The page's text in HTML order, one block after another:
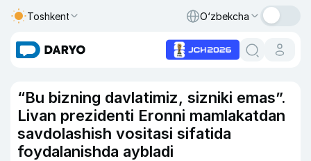
Toshkent O‘zbekcha
“Bu bizning davlatimiz, sizniki emas”.
Livan prezidenti Eronni mamlakatdan
savdolashish vositasi sifatida
foydalanishda aybladi